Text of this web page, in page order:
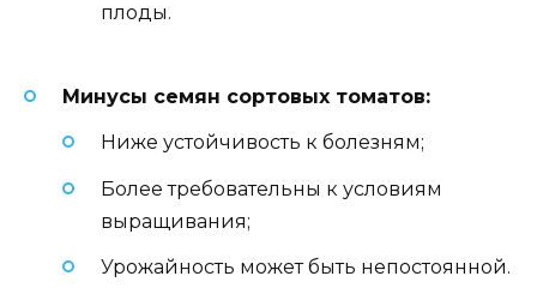
плоды.
Минусы семян сортовых томатов:
Ниже устойчивость к болезням;
Более требовательны к условиям
выращивания;
Урожайность может быть непостоянной.